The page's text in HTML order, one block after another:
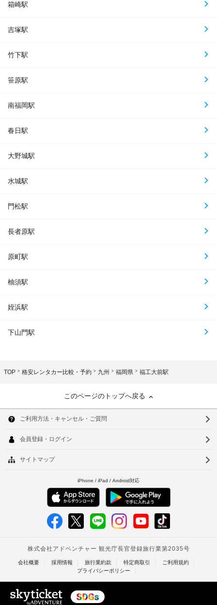
箱崎駅
吉塚駅
竹下駅
笹原駅
南福岡駅
春日駅
大野城駅
水城駅
門松駅
長者原駅
原町駅
柚須駅
姪浜駅
下山門駅
TOP 格安レンタカー比較・予約 九州 福岡県 福工大前駅
このページのトップへ戻る